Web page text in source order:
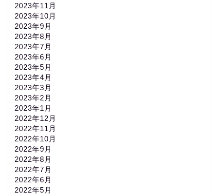
2023年11月
2023年10月
2023年9月
2023年8月
2023年7月
2023年6月
2023年5月
2023年4月
2023年3月
2023年2月
2023年1月
2022年12月
2022年11月
2022年10月
2022年9月
2022年8月
2022年7月
2022年6月
2022年5月